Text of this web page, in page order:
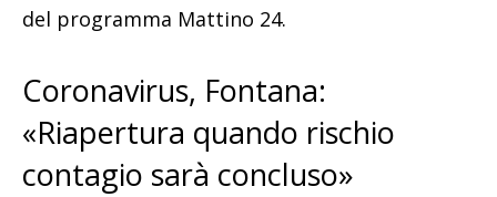
del programma Mattino 24.
Coronavirus, Fontana:
«Riapertura quando rischio
contagio sarà concluso»